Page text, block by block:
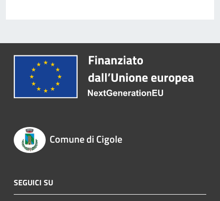
Comune di Cigole
SEGUICI SU